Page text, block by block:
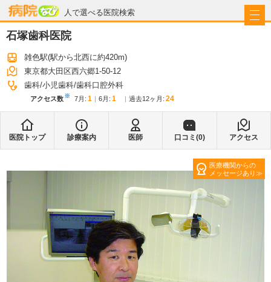
人で選べる医院検索
病院なび
石塚歯科医院
雑色駅(駅から北西に約420m)
東京都大田区西六郷1-50-12
歯科 小児歯科 歯科口腔外科
アクセス数※ 7月 : 1 6月 : 1 過去12ヶ月: 24
医院トップ 診療案内 医師 口コミ(0) アクセス
医療機関からの
メッセージあり